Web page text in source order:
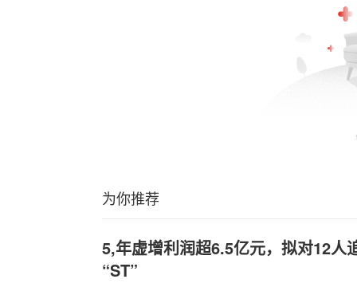
为你推荐
5,年虚增利润超6.5亿元，拟对12人
“ST”